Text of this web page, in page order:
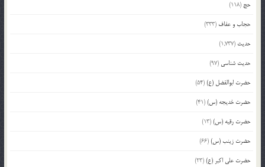
حج (118)
حجاب و عفاف (333)
حدیث (1,737)
حدیث شناسی (97)
حضرت ابوالفضل (ع)(54)
حضرت خدیجه (س)(41)
حضرت رقیه (س)(13)
حضرت زینب (س)(66)
حضرت علی اکبر (ع)(23)